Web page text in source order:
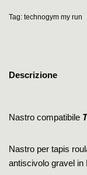
Tag: technogym my run
Descrizione
Nastro compatibile
Nastro per tapis
antiscivolo gravel in